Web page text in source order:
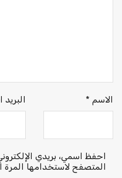
الاسم * البريد
احفظ اسمي، بريدي
المتصفح لاستخدامها المرة